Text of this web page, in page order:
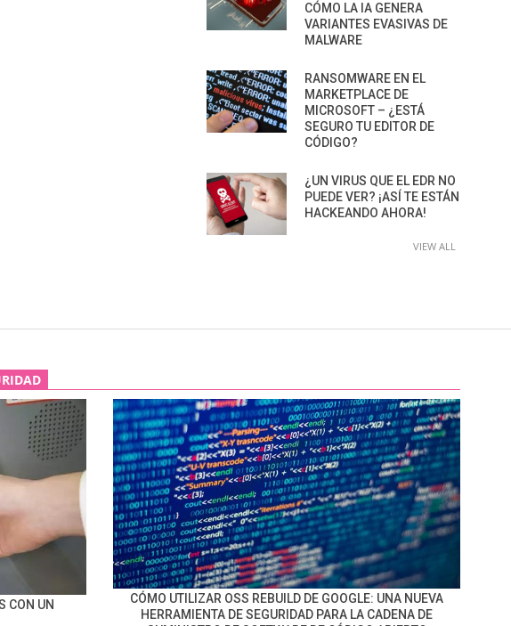
CÓMO LA IA GENERA
VARIANTES EVASIVAS DE
MALWARE
RANSOMWARE EN EL
MARKETPLACE DE
MICROSOFT – ¿ESTÁ
SEGURO TU EDITOR DE
CÓDIGO?
¿UN VIRUS QUE EL EDR NO
PUEDE VER? ¡ASÍ TE ESTÁN
HACKEANDO AHORA!
VIEW ALL
CON UN
CÓMO UTILIZAR OSS REBUILD DE GOOGLE: UNA NUEVA
HERRAMIENTA DE SEGURIDAD PARA LA CADENA DE